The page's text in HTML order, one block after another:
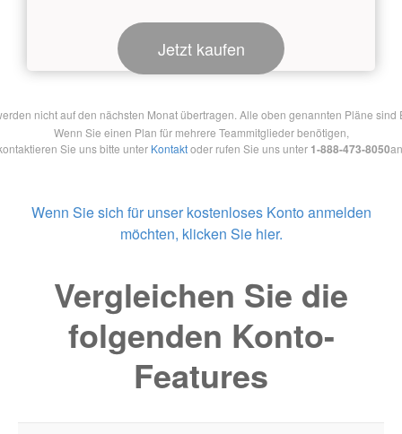
Jetzt kaufen
nicht auf den nächsten Monat übertragen. Alle oben genannten Pläne
Wenn Sie einen Plan für mehrere Teammitglieder benötigen,
Sie uns bitte unter Kontaktoder rufen Sie uns unter 1-888-473-8050
Wenn Sie sich für unser kostenloses Konto anmelden
möchten, klicken Sie hier.
Vergleichen Sie die
folgenden Konto-
Features